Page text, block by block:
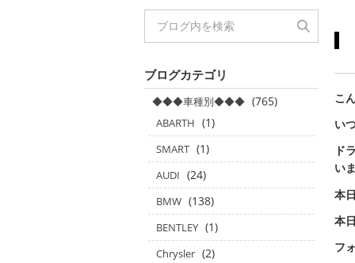
こ
い
ド
い
本
本
フ
ブログカテゴリ
◆◆◆車種別◆◆◆ (765)
ABARTH (1)
SMART (1)
AUDI (24)
BMW (138)
BENTLEY (1)
Chrysler (2)